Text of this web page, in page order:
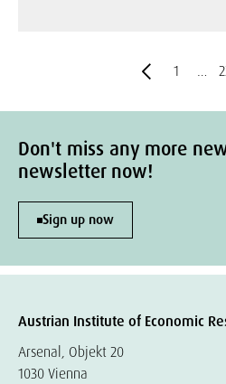
1 …
Don't miss any more
newsletter now!
Sign up now
Austrian Institute of Economic
Arsenal, Objekt 20
1030 Vienna